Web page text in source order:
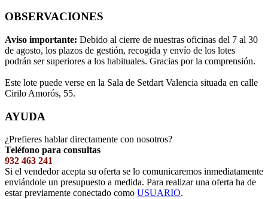
OBSERVACIONES
Aviso importante: Debido al cierre de nuestras oficinas del 7 al 30
de agosto, los plazos de gestión, recogida y envío de los lotes
podrán ser superiores a los habituales. Gracias por la comprensión.
Este lote puede verse en la Sala de Setdart Valencia situada en calle
Cirilo Amorós, 55.
AYUDA
¿Prefieres hablar directamente con nosotros?
Teléfono para consultas
932 463 241
Si el vendedor acepta su oferta se lo comunicaremos inmediatamente
enviándole un presupuesto a medida. Para realizar una oferta ha de
estar previamente conectado como USUARIO.